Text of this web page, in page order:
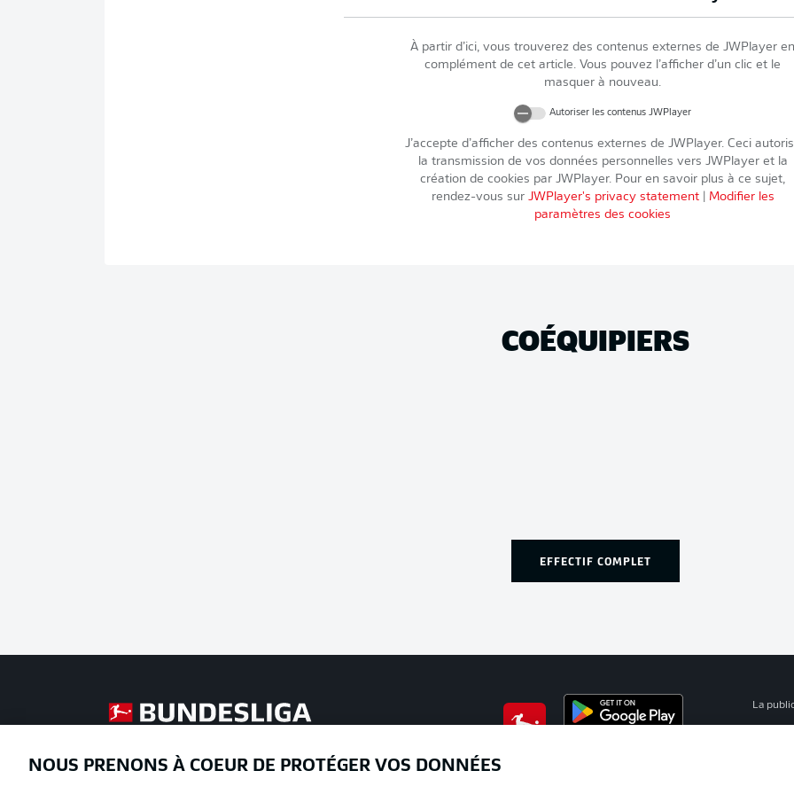
À partir d’ici, vous trouverez des contenus externes de JWPlayer en
complément de cet article. Vous pouvez l’afficher d’un clic et le
masquer à nouveau.
Autoriser les contenus JWPlayer
J’accepte d’afficher des contenus externes de JWPlayer. Ceci
la transmission de vos données personnelles vers JWPlayeret la
création de cookies par JWPlayer. Pour en savoir plus à ce sujet,
rendez-vous sur JWPlayer's privacy statement| Modifier les
paramètres des cookies
COÉQUIPIERS
EFFECTIF COMPLET
La
NOUS PRENONS À COEUR DE PROTÉGER VOS DONNÉES